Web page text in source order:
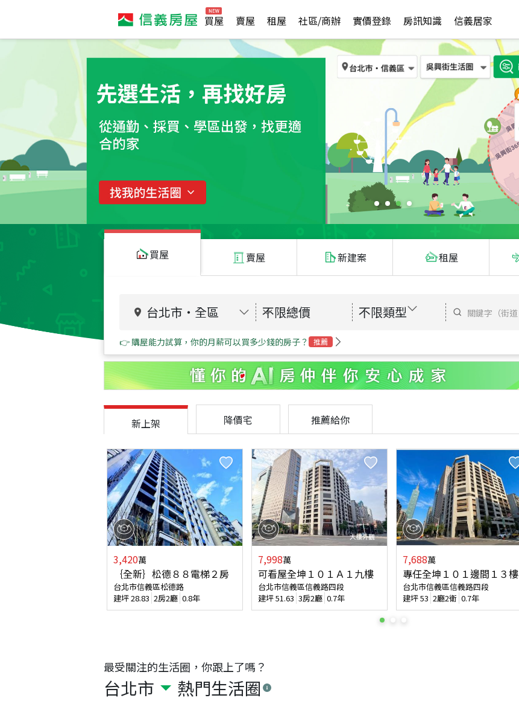
買屋 賣屋 租屋 社區/商辦 實價登錄 房訊知識 信義居家
買屋 賣屋 新建案 租屋
台北市 ・ 全區 不限總價 不限類型
👉 購屋能力試算，你的月薪可以買多少錢的房子？ 推薦
最受關注的生活圈，你跟上了嗎？
台北市 熱門生活圈
新上架 降價宅 推薦給你
3,420萬
｛全新｝松德８８電梯２房
台北市信義區松德路
建坪28.83 2房2廳 0.8年
7,998萬
可看屋全坤１０１Ａ１九樓
台北市信義區信義路四段
建坪51.63 3房2廳 0.7年
7,688萬
專任全坤１０１邊間１３樓
台北市信義區信義路四段
建坪53 2廳2衛 0.7年